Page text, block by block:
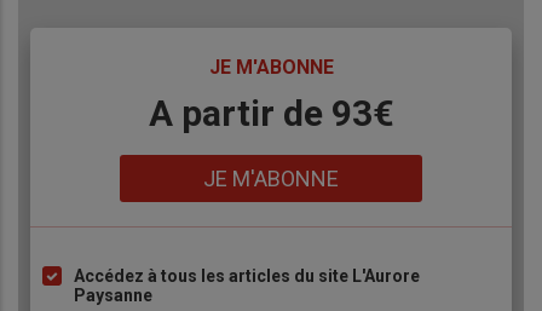
JE M'ABONNE
A partir de 93€
JE M'ABONNE
ListeAccédez à tous les articles du site L'Aurore
Paysanne